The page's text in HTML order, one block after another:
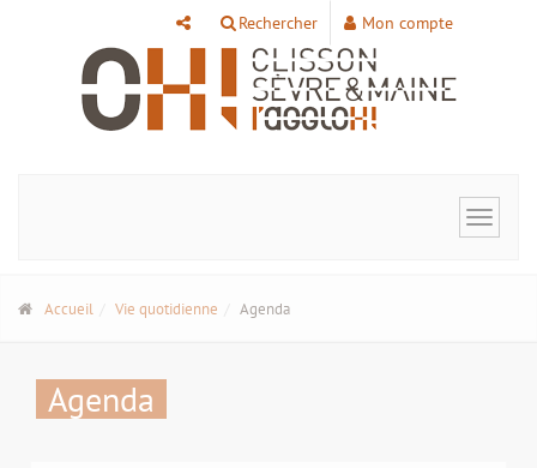
Rechercher Mon compte
Toggle
Accueil Vie quotidienne Agenda
Agenda
Panneau de gestion des cookies